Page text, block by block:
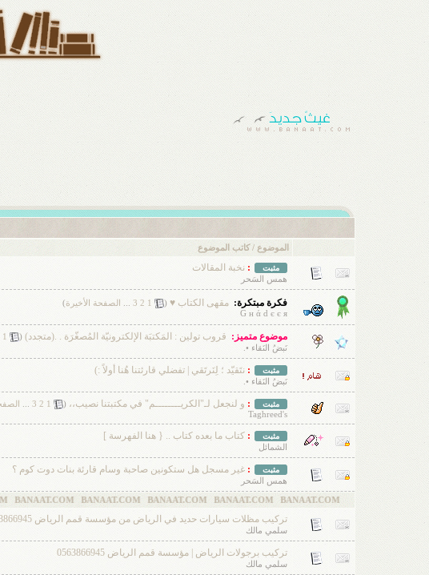
الموضوع /كاتب الموضوع
مثبت : نخبة المقالات
همس السَحر
فكرة مبتكرة: مقهى الكتاب ♥ (
1
2
3 الصفحة الأخيرة)
G н ά d є є я
موضوع متميز: قروب تولين : المَكتبَة الإلكترونيّة المُصغّرَة . .(متجدد) (
1
نَبضُ النَقاء •.
مثبت : نتَقيّد ؛ لِنَرتَقي | تفضلي قارئتنا هُنا أولاً :)
نَبضُ النَقاء •.
مثبت : و لنجعل لـ"الكريــــــــم" في مكتبتنا نصيب،، (
1
2
3
Taghreed's
مثبت : كتاب ما بعده كتاب .. { هنا الفهرسة ]
الشمائل
مثبت : غير مسجل هل ستكونين صاحبة وسام قارئة بنات دوت كوم ؟
همس السَحر
BANAAT.COM
تركيب مظلات سيارات حديد في الرياض من مؤسسة قمم الرياض 0563866945
سلمي مالك
تركيب برجولات الرياض | مؤسسة قمم الرياض 0563866945
سلمي مالك